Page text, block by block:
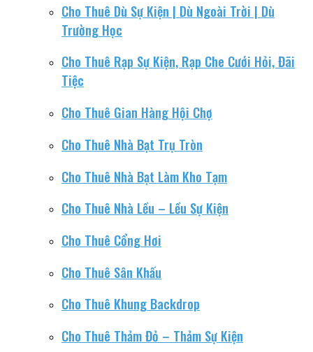
Cho Thuê Dù Sự Kiện | Dù Ngoài Trời | Dù
Trường Học
Cho Thuê Rạp Sự Kiện, Rạp Che Cưới Hỏi, Đãi
Tiệc
Cho Thuê Gian Hàng Hội Chợ
Cho Thuê Nhà Bạt Trụ Tròn
Cho Thuê Nhà Bạt Làm Kho Tạm
Cho Thuê Nhà Lều – Lều Sự Kiện
Cho Thuê Cổng Hơi
Cho Thuê Sân Khấu
Cho Thuê Khung Backdrop
Cho Thuê Thảm Đỏ – Thảm Sự Kiện